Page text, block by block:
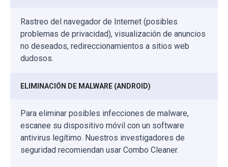
Rastreo del navegador de Internet (posibles
problemas de privacidad), visualización de anuncios
no deseados, redireccionamientos a sitios web
dudosos.
ELIMINACIÓN DE MALWARE (ANDROID)
Para eliminar posibles infecciones de malware,
escanee su dispositivo móvil con un software
antivirus legítimo. Nuestros investigadores de
seguridad recomiendan usar Combo Cleaner.